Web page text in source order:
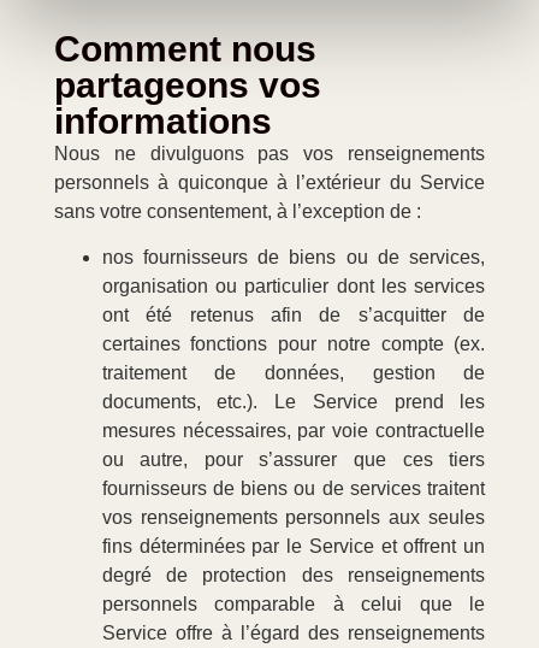
Comment nous
partageons vos
informations
Nous ne divulguons pas vos renseignements
personnels à quiconque à l’extérieur du Service
sans votre consentement, à l’exception de :
nos fournisseurs de biens ou de services,
organisation ou particulier dont les services
ont été retenus afin de s’acquitter de
certaines fonctions pour notre compte (ex.
traitement de données, gestion de
documents, etc.). Le Service prend les
mesures nécessaires, par voie contractuelle
ou autre, pour s’assurer que ces tiers
fournisseurs de biens ou de services traitent
vos renseignements personnels aux seules
fins déterminées par le Service et offrent un
degré de protection des renseignements
personnels comparable à celui que le
Service offre à l’égard des renseignements